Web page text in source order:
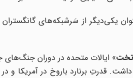
یکی‌دیگر از سَرشبکه‌های
تخت» ایالات متحده در دوران
قدرتِ برنارد باروخ در آمریکا و